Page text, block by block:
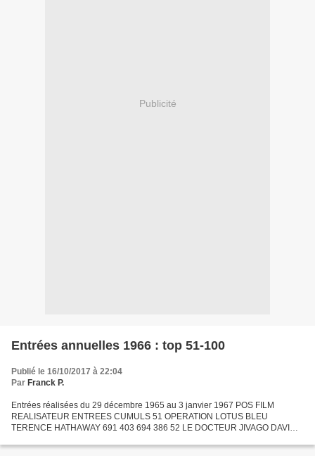
Publicité
Entrées annuelles 1966 : top 51-100
Publié le 16/10/2017 à 22:04
Par Franck P.
Entrées réalisées du 29 décembre 1965 au 3 janvier 1967 POS FILM
REALISATEUR ENTREES CUMULS 51 OPERATION LOTUS BLEU
TERENCE HATHAWAY 691 403 694 386 52 LE DOCTEUR JIVAGO DAVID
GEORGES LAUTNER...